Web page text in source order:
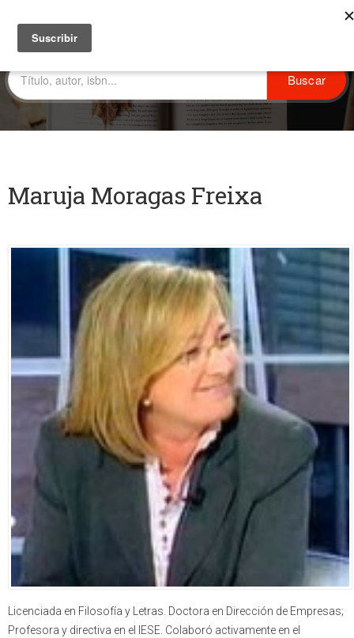
Maruja Moragas Freixa
Licenciada en Filosofía y Letras. Doctora en Dirección de Empresas;
Profesora y directiva en el IESE. Colaboró activamente en el